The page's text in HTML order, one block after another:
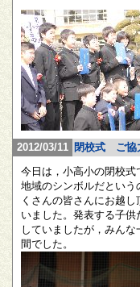
2012/03/11 閉校式 ご協
今日は，小高小の閉校
地域のシンボルだとい
くさんの皆さんにお越
いました。発表する子
していましたが，みん
間でした。